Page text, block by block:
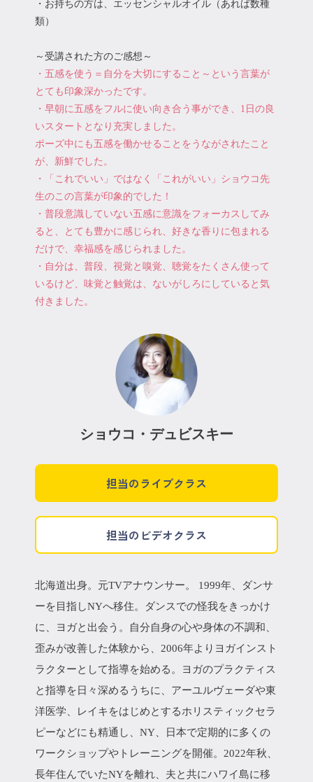
・お持ちの方は、エッセンシャルオイル（あれば数種
類）
～受講された方のご感想～
・五感を使う＝自分を大切にすること～という言葉が
とても印象深かったです。
・早朝に五感をフルに使い向き合う事ができ、1日の良
いスタートとなり充実しました。
ポーズ中にも五感を働かせることをうながされたこと
が、新鮮でした。
・「これでいい」ではなく「これがいい」ショウコ先
生のこの言葉が印象的でした！
・普段意識していない五感に意識をフォーカスしてみ
ると、とても豊かに感じられ、好きな香りに包まれる
だけで、幸福感を感じられました。
・自分は、普段、視覚と嗅覚、聴覚をたくさん使って
いるけど、味覚と触覚は、ないがしろにしていると気
付きました。
ショウコ・デュビスキー
担当のライブクラス
担当のビデオクラス
北海道出身。元TVアナウンサー。 1999年、ダンサ
ーを目指しNYへ移住。ダンスでの怪我をきっかけ
に、ヨガと出会う。自分自身の心や身体の不調和、
歪みが改善した体験から、2006年よりヨガインスト
ラクターとして指導を始める。ヨガのプラクティス
と指導を日々深めるうちに、アーユルヴェーダや東
洋医学、レイキをはじめとするホリスティックセラ
ピーなどにも精通し、NY、日本で定期的に多くの
ワークショップやトレーニングを開催。2022年秋、
長年住んでいたNYを離れ、夫と共にハワイ島に移